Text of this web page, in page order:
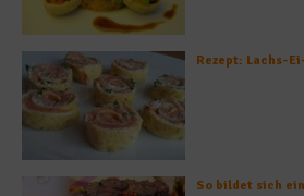
Rezept: Lachs-
So bildet sich